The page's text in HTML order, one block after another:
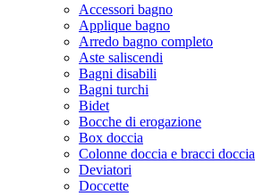
Accessori bagno
Applique bagno
Arredo bagno completo
Aste saliscendi
Bagni disabili
Bagni turchi
Bidet
Bocche di erogazione
Box doccia
Colonne doccia e bracci doccia
Deviatori
Doccette